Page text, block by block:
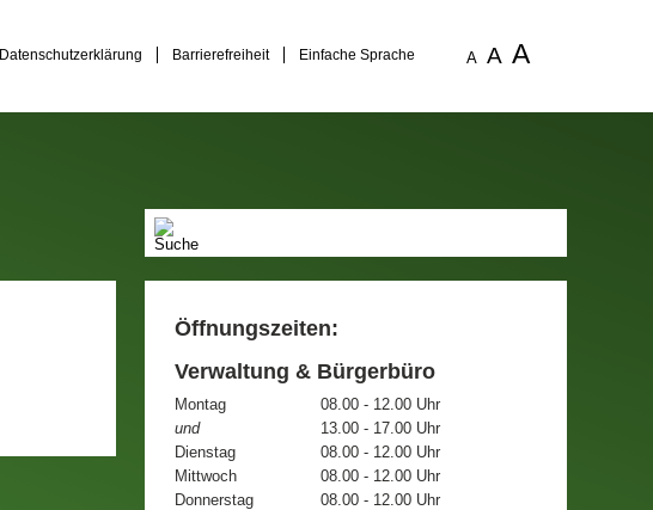
Datenschutzerklärung Barrierefreiheit Einfache Sprache A A A
Öffnungszeiten:
Verwaltung & Bürgerbüro
Montag
08.00 - 12.00 Uhr
und
13.00 - 17.00 Uhr
Dienstag
08.00 - 12.00 Uhr
Mittwoch
08.00 - 12.00 Uhr
Donnerstag
08.00 - 12.00 Uhr